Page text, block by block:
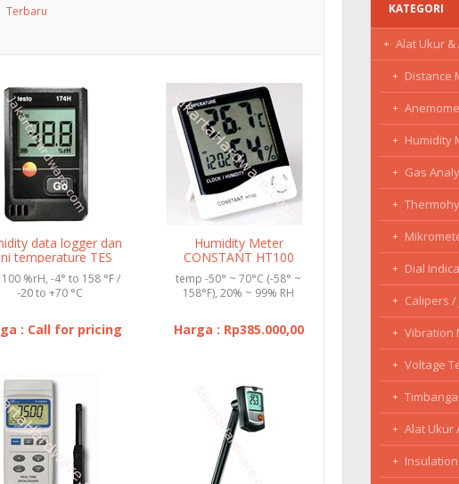
Terbaru
data logger dan
temperature TES
%rH, -4° to 158 °F /
-20 to +70 °C
: Call for pricing
Humidity Meter
CONSTANT HT100
temp -50° ~ 70°C (-58° ~
158°F), 20% ~ 99% RH
Harga : Rp385.000,00
KATEGORI
Alat Ukur &
Distance
Humidity
Gas
Dial
Calipers /
Vibration
Voltage
Alat Ukur